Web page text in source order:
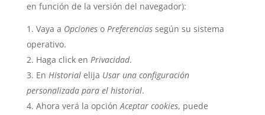
en función de la versión del navegador):
Vaya a Opcioneso Preferenciassegún su sistema
operativo.
Haga click en Privacidad.
En Historialelija Usar una configuración
personalizada para el historial.
Ahora verá la opciónAceptar cookies, puede